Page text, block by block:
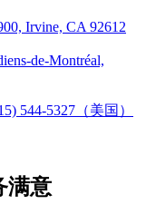
Irvine, CA 92612
de-Montréal,
544-5327（美国）
满意